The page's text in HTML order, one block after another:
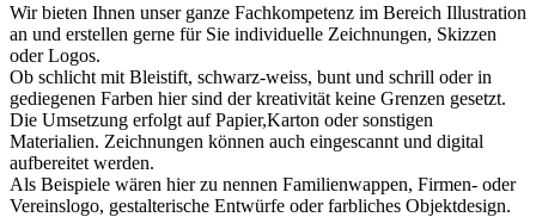
Wir bieten Ihnen unser ganze Fachkompetenz im Bereich Illustration
an und erstellen gerne für Sie individuelle Zeichnungen, Skizzen
oder Logos.
Ob schlicht mit Bleistift, schwarz-weiss, bunt und schrill oder in
gediegenen Farben hier sind der kreativität keine Grenzen gesetzt.
Die Umsetzung erfolgt auf Papier,Karton oder sonstigen
Materialien. Zeichnungen können auch eingescannt und digital
aufbereitet werden.
Als Beispiele wären hier zu nennen Familienwappen, Firmen- oder
Vereinslogo, gestalterische Entwürfe oder farbliches Objektdesign.